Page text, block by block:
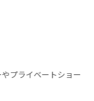
プライベートショー